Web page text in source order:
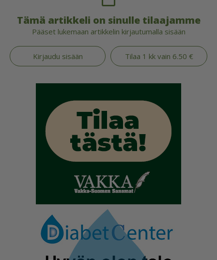
Tämä artikkeli on sinulle tilaajamme
Pääset lukemaan artikkelin kirjautumalla sisään
Kirjaudu sisään Tilaa 1 kk vain 6.50 €